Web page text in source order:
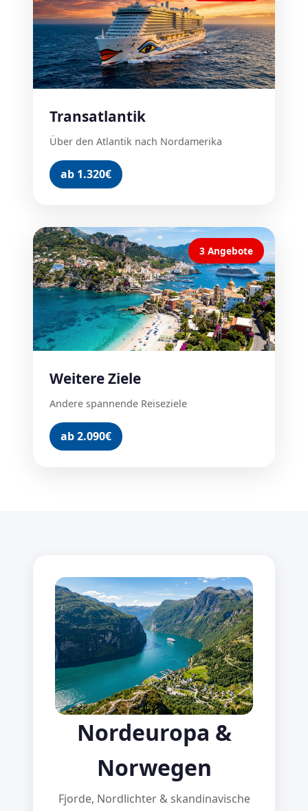
Transatlantik
Über den Atlantik nach Nordamerika
ab 1.320€
3 Angebote
Weitere Ziele
Andere spannende Reiseziele
ab 2.090€
Nordeuropa &
Norwegen
Fjorde, Nordlichter & skandinavische